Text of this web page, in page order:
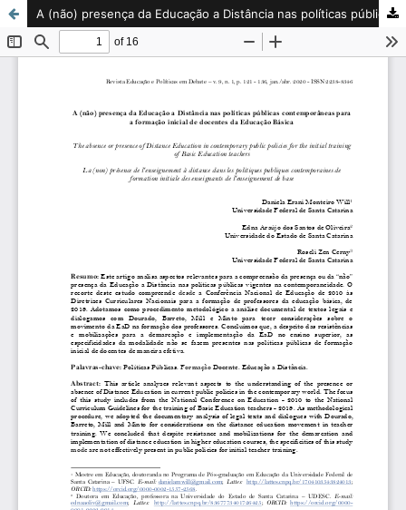
A (não) presença da Educação a Distância nas políticas públicas contemporâneas para a formação inicial de docentes da Educação Básica / The absence or presence of Distance Education in contemporary public policies for the initial training of Basic Educat